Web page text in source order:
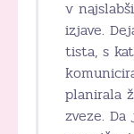
v
izjave.
tista, s
planirala
zveze.